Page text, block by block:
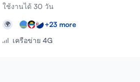
ใช้งานได้ 30 วัน
🌍 +23 more
เครือข่าย 4G